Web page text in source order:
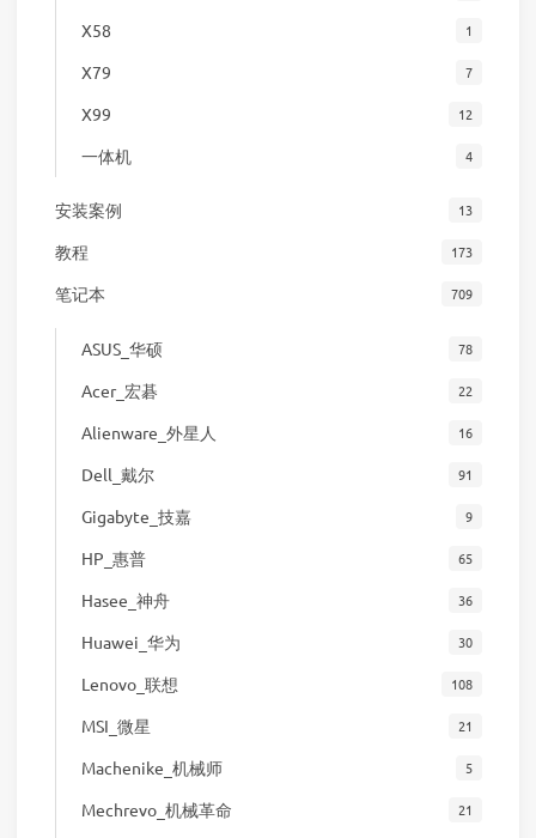
X58 1
X79 7
X99 12
一体机 4
安装案例 13
教程 173
笔记本 709
ASUS_华硕 78
Acer_宏碁 22
Alienware_外星人 16
Dell_戴尔 91
Gigabyte_技嘉 9
HP_惠普 65
Hasee_神舟 36
Huawei_华为 30
Lenovo_联想 108
MSI_微星 21
Machenike_机械师 5
Mechrevo_机械革命 21